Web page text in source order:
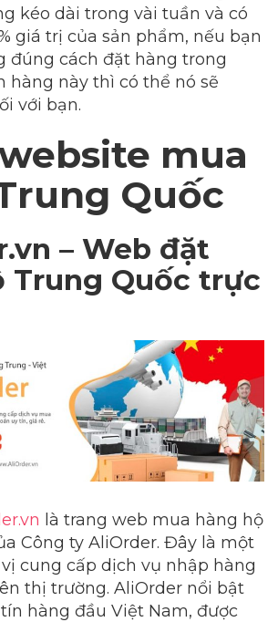
kéo dài trong vài tuần và có
giá trị của sản phẩm, nếu bạn
đúng cách đặt hàng trong
hàng này thì có thể nó sẽ
với bạn.
mua
Quốc
– Web đặt
Trung Quốc trực
là trang web mua hàng hộ
Công ty AliOrder. Đây là một
cung cấp dịch vụ nhập hàng
thị trường. AliOrder nổi bật
hàng đầu Việt Nam, được